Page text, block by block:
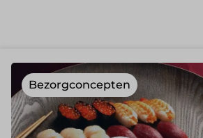
Bezorgconcepten